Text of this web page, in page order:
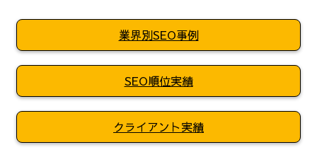
業界別SEO事例
SEO順位実績
クライアント実績